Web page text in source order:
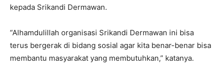
kepada Srikandi Dermawan.
“Alhamdulillah organisasi Srikandi Dermawan ini bisa
terus bergerak di bidang sosial agar kita benar-benar bisa
membantu masyarakat yang membutuhkan,” katanya.